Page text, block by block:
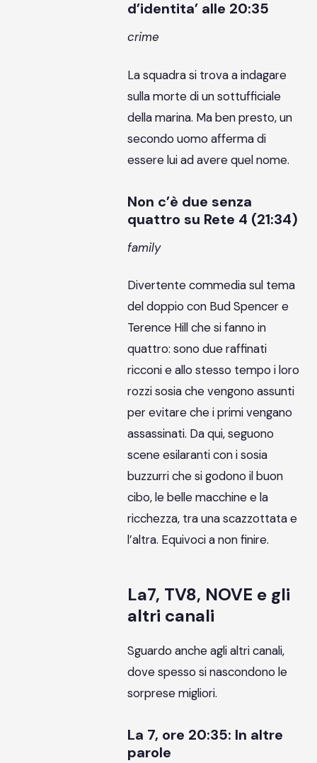
d’identita’ alle 20:35
crime
La squadra si trova a indagare
sulla morte di un sottufficiale
della marina. Ma ben presto, un
secondo uomo afferma di
essere lui ad avere quel nome.
Non c’è due senza
quattro su Rete 4 (21:34)
family
Divertente commedia sul tema
del doppio con Bud Spencer e
Terence Hill che si fanno in
quattro: sono due raffinati
ricconi e allo stesso tempo i loro
rozzi sosia che vengono assunti
per evitare che i primi vengano
assassinati. Da qui, seguono
scene esilaranti con i sosia
buzzurri che si godono il buon
cibo, le belle macchine e la
ricchezza, tra una scazzottata e
l’altra. Equivoci a non finire.
La7, TV8, NOVE e gli
altri canali
Sguardo anche agli altri canali,
dove spesso si nascondono le
sorprese migliori.
La 7, ore 20:35: In altre
parole